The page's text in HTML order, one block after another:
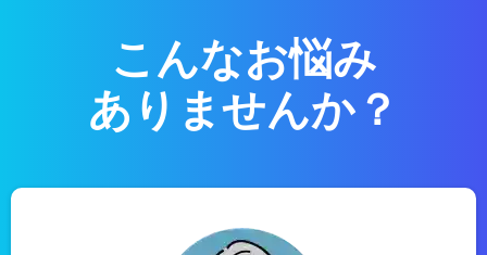
こんなお悩み
ありませんか？